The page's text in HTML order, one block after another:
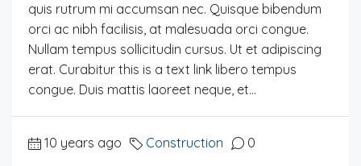
quis rutrum mi accumsan nec. Quisque bibendum
orci ac nibh facilisis, at malesuada orci congue.
Nullam tempus sollicitudin cursus. Ut et adipiscing
erat. Curabitur this is a text link libero tempus
congue. Duis mattis laoreet neque, et...
10 years ago Construction 0